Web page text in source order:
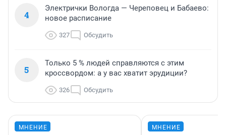
4
Электрички Вологда — Череповец и Бабаево:
новое расписание
327 Обсудить
5
Только 5 % людей справляются с этим
кроссвордом: а у вас хватит эрудиции?
326 Обсудить
МНЕНИЕ МНЕНИЕ